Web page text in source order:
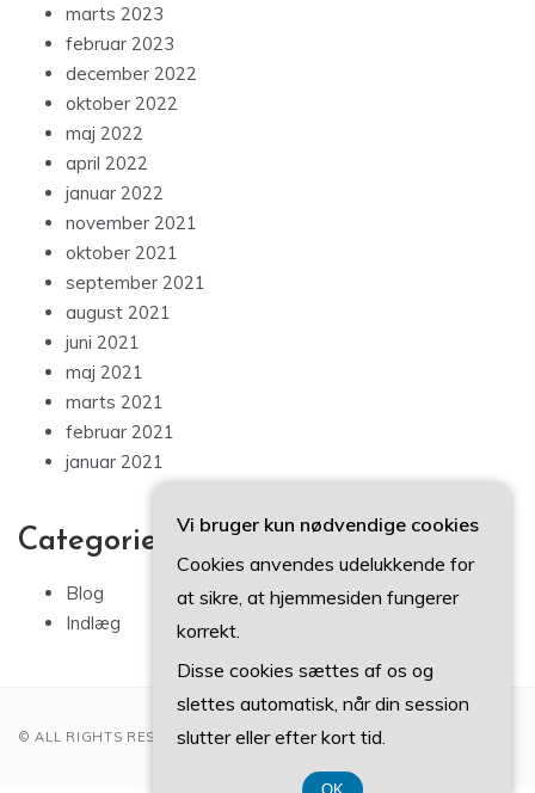
marts 2023
februar 2023
december 2022
oktober 2022
maj 2022
april 2022
januar 2022
november 2021
oktober 2021
september 2021
august 2021
juni 2021
maj 2021
marts 2021
februar 2021
januar 2021
Categories
Blog
Indlæg
© ALL RIGHTS RESERVED 2022
Vi bruger kun nødvendige cookies
Cookies anvendes udelukkende for
at sikre, at hjemmesiden fungerer
korrekt.
Disse cookies sættes af os og
slettes automatisk, når din session
slutter eller efter kort tid.